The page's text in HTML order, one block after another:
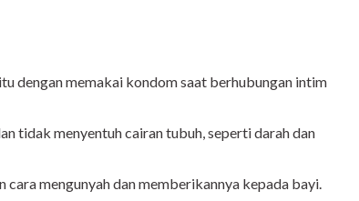
dengan memakai kondom saat berhubungan intim
tidak menyentuh cairan tubuh, seperti darah dan
cara mengunyah dan memberikannya kepada bayi.